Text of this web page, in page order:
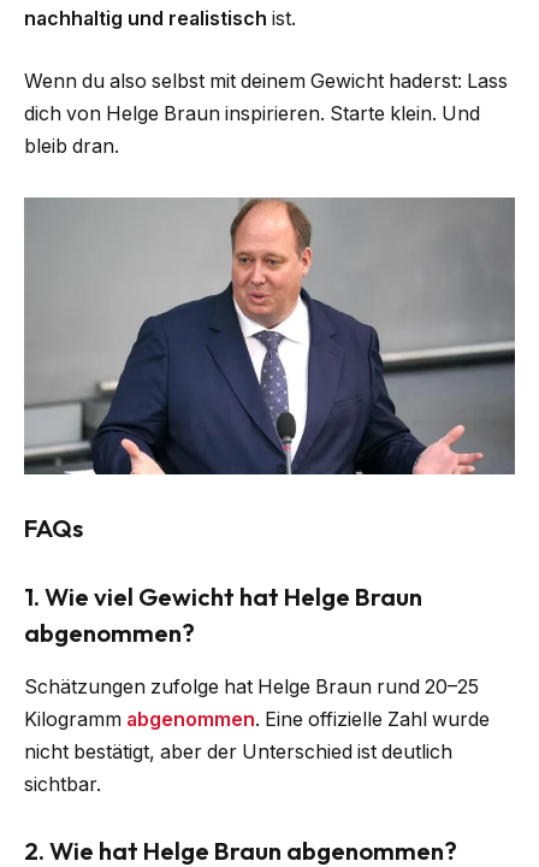
nachhaltig und realistisch ist.
Wenn du also selbst mit deinem Gewicht haderst: Lass
dich von Helge Braun inspirieren. Starte klein. Und
bleib dran.
FAQs
1. Wie viel Gewicht hat Helge Braun
abgenommen?
Schätzungen zufolge hat Helge Braun rund 20–25
Kilogramm abgenommen. Eine offizielle Zahl wurde
nicht bestätigt, aber der Unterschied ist deutlich
sichtbar.
2. Wie hat Helge Braun abgenommen?